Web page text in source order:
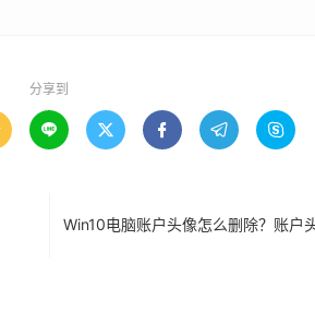
分享到
    
Win10电脑账户头像怎么删除？账户